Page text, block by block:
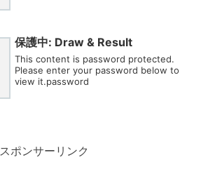
保護中: Draw & Result
This content is password protected.
Please enter your password below to
view it.password
スポンサーリンク